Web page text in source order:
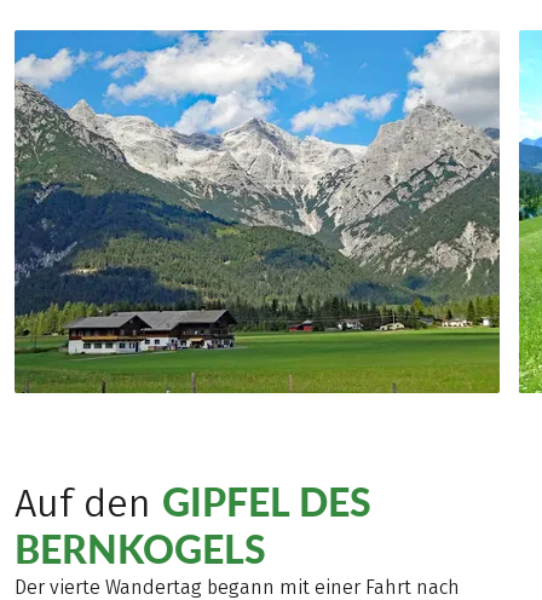
Auf den GIPFEL DES
BERNKOGELS
Der vierte Wandertag begann mit einer Fahrt nach